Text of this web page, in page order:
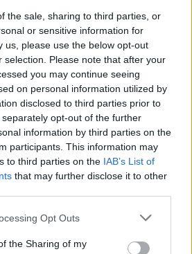
the sale, sharing to third parties, or
or sensitive information for
us, please use the below opt-out
selection. Please note that after your
you may continue seeing
on personal information utilized by
disclosed to third parties prior to
opt-out of the further
information by third parties on the
participants. This information may
to third parties on the IAB’s List of
that may further disclose it to other
app uses one or more Google
usage behaviour. You may click to
Opt Outs
the Sharing of my
του να τον φωτίζει ώστε κάποιο
τη θάλασσα ή τον αέρα να λάβει
δικτύου και να το
στον πόλεμο κατά των UAVs είναι
pennies for pennies, το
μάλλον ένα Rheinmetal από το
τη θάλασσα.
ισχύει αντίστοιχη λογική αλλά
κόστους. Δηλαδή το χαμηλό RCS
εντοπίσιμα από τα περισσότερα
τέτοιο (και ειδικά το κόστος
αν αφεθούν να εκτελέσουν